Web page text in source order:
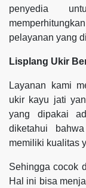
penyedia
pelayanan yang
Lisplang Ukir
Layanan kami
ukir kayu jati
yang dipakai
diketahui
memiliki kualitas
Sehingga cocok
Hal ini bisa